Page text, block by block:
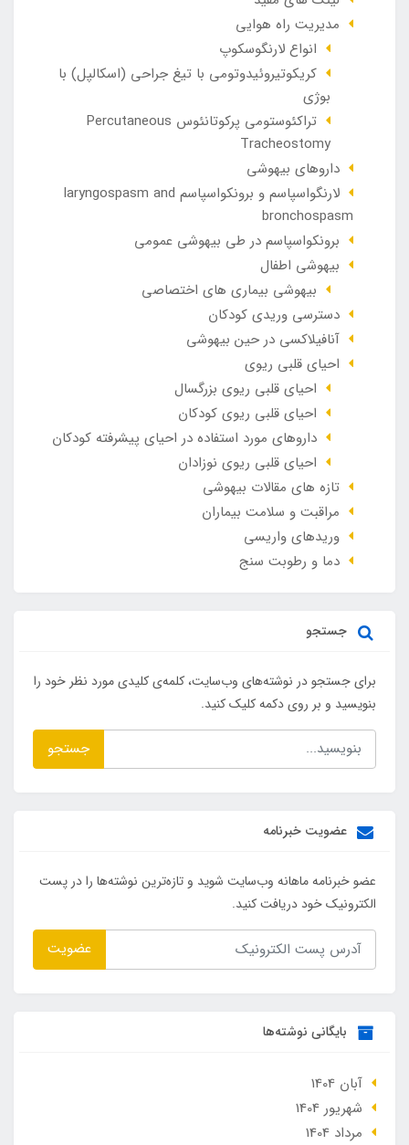
مدیریت راه هوایی
انواع لارنگوسکوپ
کریکوتیروئیدوتومی با تیغ جراحی (اسکالپل) با
بوژی
تراکئوستومی پرکوتانئوس Percutaneous
Tracheostomy
داروهای بیهوشی
لارنگواسپاسم و برونکواسپاسم laryngospasm and
bronchospasm
برونکواسپاسم در طی بیهوشی عمومی
بیهوشی اطفال
بیهوشی بیماری های اختصاصی
دسترسی وریدی کودکان
آنافيلاکسی در حين بيهوشی
احیای قلبی ریوی
احیای قلبی ریوی بزرگسال
احیای قلبی ریوی کودکان
داروهای مورد استفاده در احیای پیشرفته کودکان
احیای قلبی ریوی نوزادان
تازه های مقالات بیهوشی
مراقبت و سلامت بیماران
وريدهاي واريسي
دما و رطوبت سنج
جستجو
برای جستجو در نوشته‌های وب‌سایت، کلمه‌ی کلیدی مورد نظر خود را
بنویسید و بر روی دکمه کلیک کنید.
جستجو
عضویت خبرنامه
عضو خبرنامه ماهانه وب‌سایت شوید و تازه‌ترین نوشته‌ها را در پست
الکترونیک خود دریافت کنید.
عضویت
بایگانی نوشته‌ها
آبان 1404
شهریور 1404
مرداد 1404